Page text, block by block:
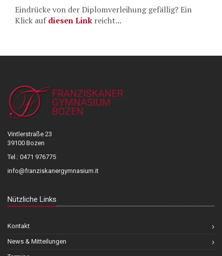
Eindrücke von der Diplomverleihung gefällig? Ein
Klick aufdiesen Link reicht...
Vintlerstraße 23
39100 Bozen
Tel.: 0471 976775
info@franziskanergymnasium.it
Nützliche Links
Kontakt
News & Mitteilungen